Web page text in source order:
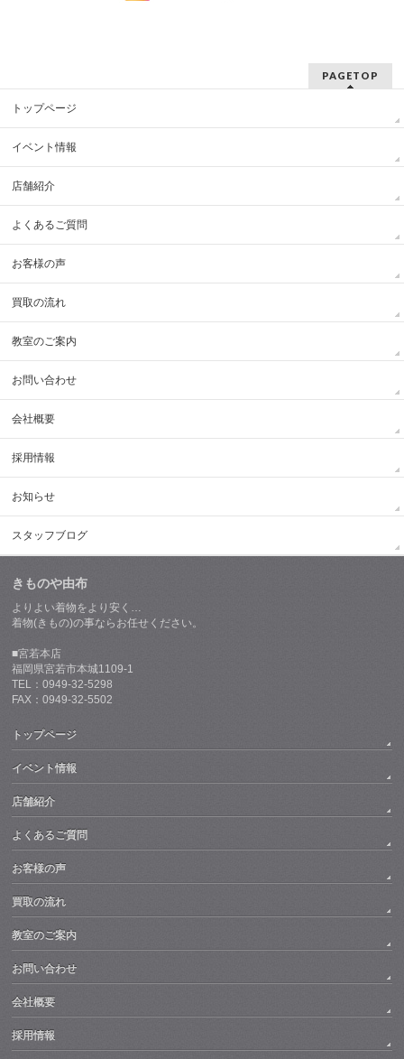
PAGETOP
トップページ
イベント情報
店舗紹介
よくあるご質問
お客様の声
買取の流れ
教室のご案内
お問い合わせ
会社概要
採用情報
お知らせ
スタッフブログ
きものや由布
よりよい着物をより安く…
着物(きもの)の事ならお任せください。
■宮若本店
福岡県宮若市本城1109-1
TEL：0949-32-5298
FAX：0949-32-5502
トップページ
イベント情報
店舗紹介
よくあるご質問
お客様の声
買取の流れ
教室のご案内
お問い合わせ
会社概要
採用情報